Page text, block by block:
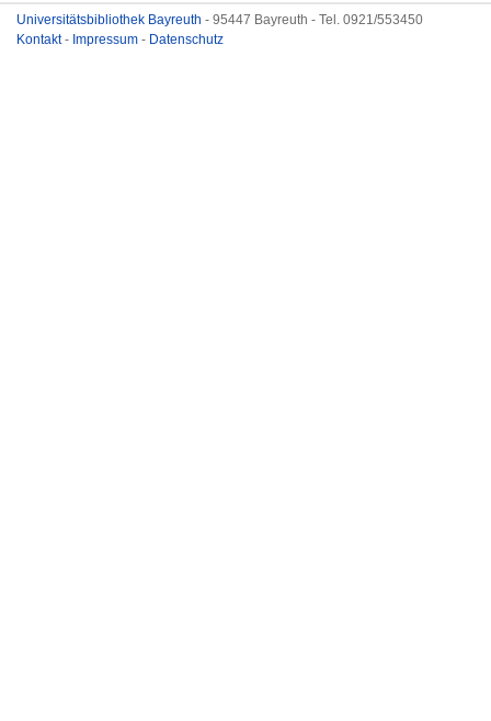
Universitätsbibliothek Bayreuth - 95447 Bayreuth - Tel. 0921/553450
Kontakt- Impressum - Datenschutz